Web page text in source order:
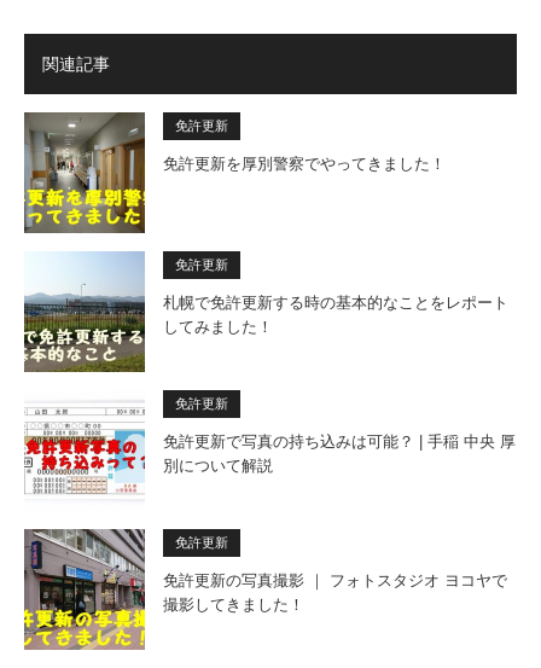
関連記事
免許更新
免許更新を厚別警察でやってきました！
免許更新
札幌で免許更新する時の基本的なことをレポート
してみました！
免許更新
免許更新で写真の持ち込みは可能？ | 手稲 中央 厚
別について解説
免許更新
免許更新の写真撮影 ｜ フォトスタジオ ヨコヤで
撮影してきました！